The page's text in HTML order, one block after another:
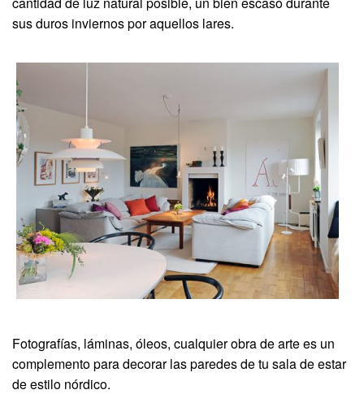
sus duros inviernos por aquellos lares.
Fotografías, láminas, óleos, cualquier obra de arte es un
complemento para decorar las paredes de tu sala de estar
de estilo nórdico.